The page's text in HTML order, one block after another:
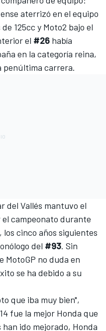
aterrizó en el equipo
125cc y Moto2 bajo el
el #26 había
en la categoría reina,
penúltima carrera.
del Vallés mantuvo el
el campeonato durante
cinco años siguientes
del #93. Sin
MotoGP no duda en
se ha debido a su
que iba muy bien",
fue la mejor Honda que
ido mejorado, Honda